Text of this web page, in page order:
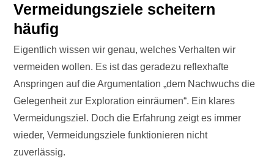
Vermeidungsziele scheitern
häufig
Eigentlich wissen wir genau, welches Verhalten wir
vermeiden wollen. Es ist das geradezu reflexhafte
Anspringen auf die Argumentation „dem Nachwuchs die
Gelegenheit zur Exploration einräumen“. Ein klares
Vermeidungsziel. Doch die Erfahrung zeigt es immer
wieder, Vermeidungsziele funktionieren nicht
zuverlässig.